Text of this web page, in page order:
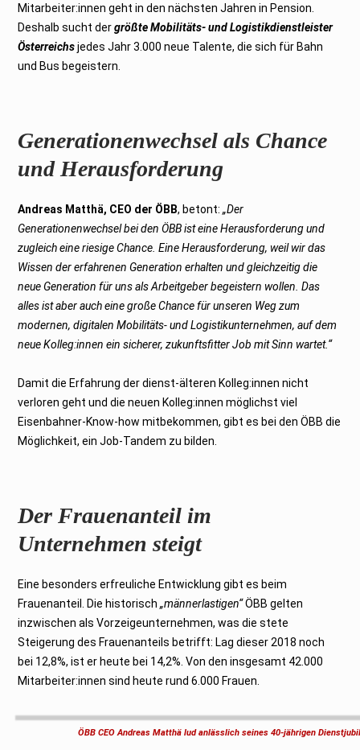
3
Mitarbeiter:innen geht in den nächsten Jahren in Pension.
Deshalb sucht dergrößte Mobilitäts- und Logistikdienstleister
Österreichsjedes Jahr 3.000 neue Talente, die sich für Bahn
und Bus begeistern.
Generationenwechsel als Chance
und Herausforderung
Andreas Matthä, CEO der ÖBB, betont:„Der
Generationenwechsel bei den ÖBB ist eine Herausforderung und
zugleich eine riesige Chance. Eine Herausforderung, weil wir das
Wissen der erfahrenen Generation erhalten und gleichzeitig die
neue Generation für uns als Arbeitgeber begeistern wollen. Das
alles ist aber auch eine große Chance für unseren Weg zum
modernen, digitalen Mobilitäts- und Logistikunternehmen, auf dem
neue Kolleg:innen ein sicherer, zukunftsfitter Job mit Sinn wartet.“
Damit die Erfahrung der dienst-älteren Kolleg:innen nicht
verloren geht und die neuen Kolleg:innen möglichst viel
Eisenbahner-Know-how mitbekommen, gibt es bei den ÖBB die
Möglichkeit, ein Job-Tandem zu bilden.
Der Frauenanteil im
Unternehmen steigt
Eine besonders erfreuliche Entwicklung gibt es beim
Frauenanteil. Die historisch„männerlastigen“ÖBB gelten
inzwischen als Vorzeigeunternehmen, was die stete
Steigerung des Frauenanteils betrifft: Lag dieser 2018 noch
bei 12,8%, ist er heute bei 14,2%. Von den insgesamt 42.000
Mitarbeiter:innen sind heute rund 6.000 Frauen.
ÖBB CEO Andreas Matthä lud anlässlich seines 40-jährigen